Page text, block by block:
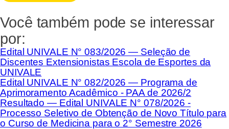
Você também pode se interessar
por:
Edital UNIVALE N° 083/2026 — Seleção de
Discentes Extensionistas Escola de Esportes da
UNIVALE
Edital UNIVALE N° 082/2026 — Programa de
Aprimoramento Acadêmico - PAA de 2026/2
Resultado — Edital UNIVALE N° 078/2026 -
Processo Seletivo de Obtenção de Novo Título para
o Curso de Medicina para o 2° Semestre 2026